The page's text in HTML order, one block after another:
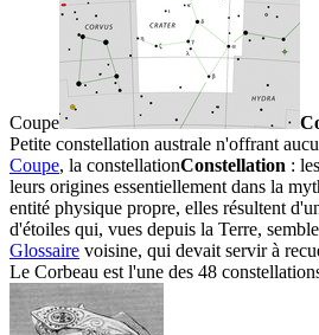
Coupe
Petite constellation australe n'offrant
Coupe, la constellationConstellation :
leurs origines essentiellement dans la
entité physique propre, elles résultent
d'étoiles qui, vues depuis la Terre,
Glossaire voisine, qui devait servir à
Le Corbeau est l'une des 48